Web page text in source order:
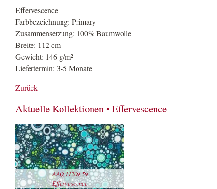
Effervescence
Farbbezeichnung: Primary
Zusammensetzung: 100% Baumwolle
Breite: 112 cm
Gewicht: 146 g/m²
Liefertermin: 3-5 Monate
Zurück
Aktuelle Kollektionen • Effervescence
AAQ 11209-59
Effervescence
Details